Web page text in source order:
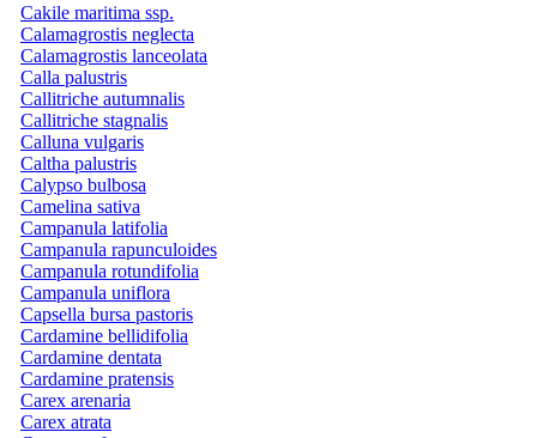
Cakile maritima ssp.
Calamagrostis neglecta
Calamagrostis lanceolata
Calla palustris
Callitriche autumnalis
Callitriche stagnalis
Calluna vulgaris
Caltha palustris
Calypso bulbosa
Camelina sativa
Campanula latifolia
Campanula rapunculoides
Campanula rotundifolia
Campanula uniflora
Capsella bursa pastoris
Cardamine bellidifolia
Cardamine dentata
Cardamine pratensis
Carex arenaria
Carex atrata